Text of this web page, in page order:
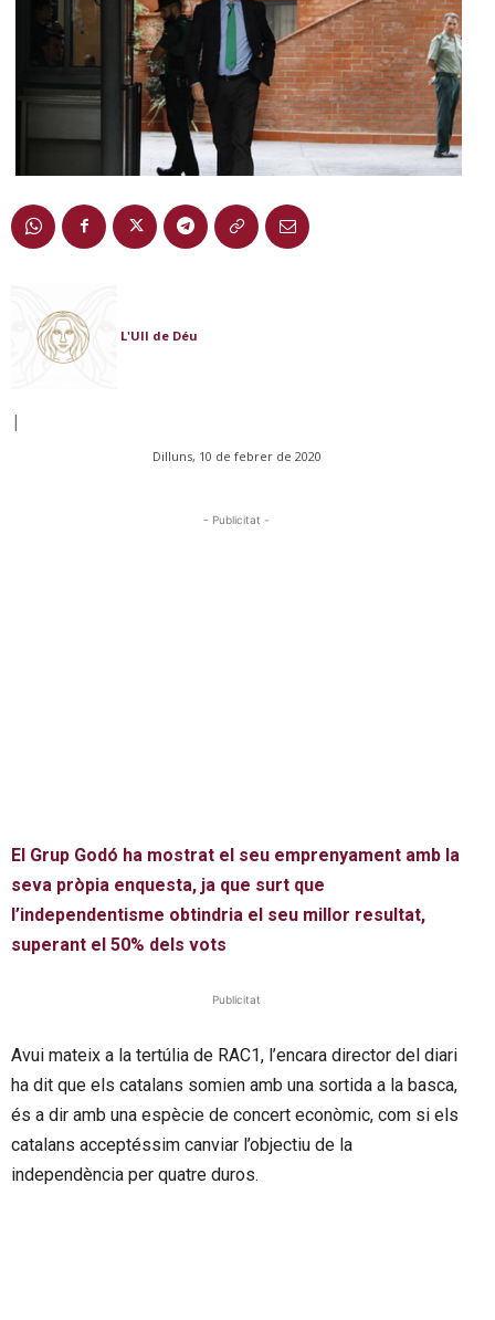
L'Ull de Déu
|
Dilluns, 10 de febrer de 2020
- Publicitat -
El Grup Godó ha mostrat el seu emprenyament amb la
seva pròpia enquesta, ja que surt que
l’independentisme obtindria el seu millor resultat,
superant el 50% dels vots
Publicitat
Avui mateix a la tertúlia de RAC1, l’encara director del diari
ha dit que els catalans somien amb una sortida a la basca,
és a dir amb una espècie de concert econòmic, com si els
catalans acceptéssim canviar l’objectiu de la
independència per quatre duros.